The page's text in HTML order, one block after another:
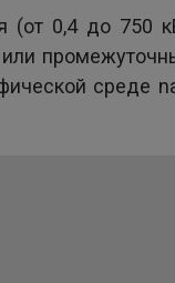
(от 0,4 до
среде